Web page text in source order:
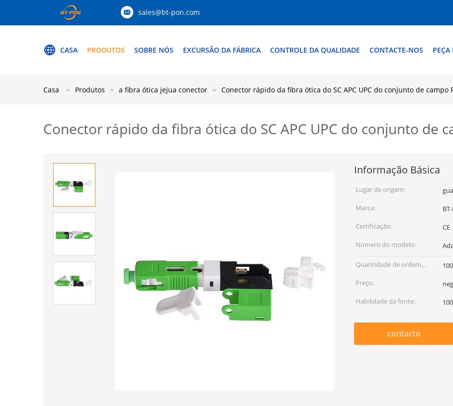
sales@bt-pon.com
CASA PRODUTOS SOBRE NÓS EXCURSÃO DA FÁBRICA CONTROLE DA QUALIDADE CONTACTE-NOS PEÇA
Casa Produtos a fibra ótica jejua conector Conector rápido da fibra ótica do SC APC UPC do conjunto de campo
Conector rápido da fibra ótica do SC APC UPC do conjunto de
Informação Básica
Lugar de origem:
Marca:
Certificação:
CE
Número do modelo:
Quantidade de ordem
mínima:
Preço:
Habilidade da fonte:
contacto